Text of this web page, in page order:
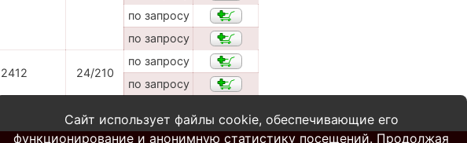
по запросу
по запросу
2412
24/210
по запросу
по запросу
Сайт использует файлы cookie, обеспечивающие его
функционирование и анонимную статистику посещений. Продолжая